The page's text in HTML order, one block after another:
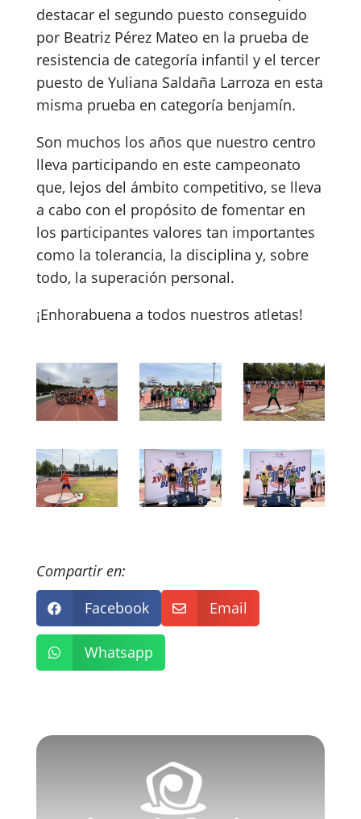
destacar el segundo puesto conseguido
por Beatriz Pérez Mateo en la prueba de
resistencia de categoría infantil y el tercer
puesto de Yuliana Saldaña Larroza en esta
misma prueba en categoría benjamín.
Son muchos los años que nuestro centro
lleva participando en este campeonato
que, lejos del ámbito competitivo, se lleva
a cabo con el propósito de fomentar en
los participantes valores tan importantes
como la tolerancia, la disciplina y, sobre
todo, la superación personal.
¡Enhorabuena a todos nuestros atletas!
Compartir en:
 Facebook  Email
 Whatsapp